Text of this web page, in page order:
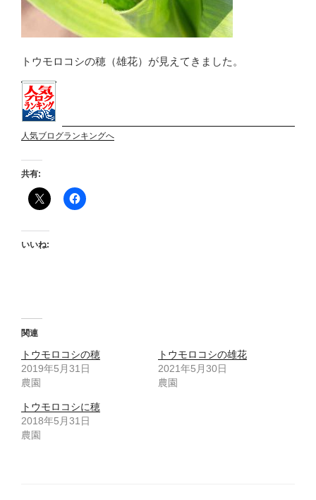
トウモロコシの穂（雄花）が見えてきました。
人気ブログランキングへ
共有:
いいね:
関連
トウモロコシの穂
2019年5月31日
農園
トウモロコシの雄花
2021年5月30日
農園
トウモロコシに穂
2018年5月31日
農園